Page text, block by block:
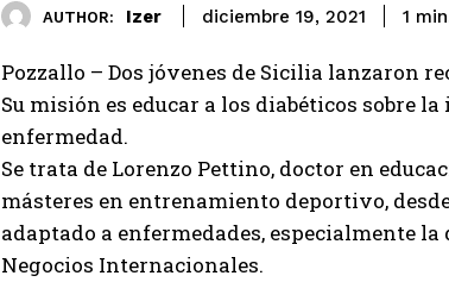
AUTHOR: Izer diciembre 19, 2021 1
Pozzallo – Dos jóvenes de Sicilia lanzaron
Su misión es educar a los diabéticos sobre
enfermedad.
Se trata de Lorenzo Pettino, doctor en
másteres en entrenamiento deportivo,
adaptado a enfermedades, especialmente
Negocios Internacionales.